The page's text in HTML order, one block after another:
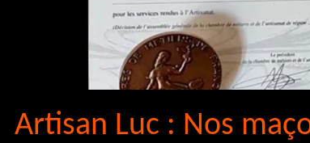
Artisan Luc : Nos